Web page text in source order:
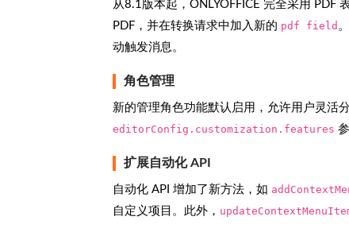
从8.1版本起，ONLYOFFICE 完全采用 PDF
PDF，并在转换请求中加入新的 pdf field
动触发消息。
角色管理
新的管理角色功能默认启用，允许用户灵活
editorConfig.customization.features
扩展自动化 API
自动化 API 增加了新方法，如
自定义项目。此外，